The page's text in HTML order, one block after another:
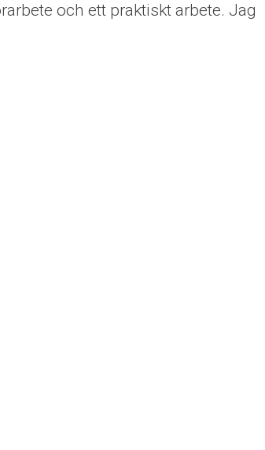
och ett praktiskt arbete. Jag